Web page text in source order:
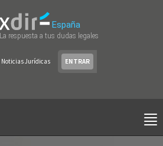
España
La respuesta a tus dudas legales
Noticias Jurídicas ENTRAR